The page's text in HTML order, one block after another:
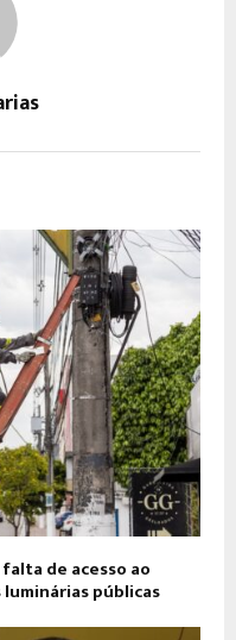
de acesso ao
públicas